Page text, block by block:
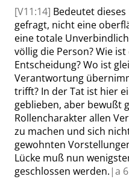
[V11:14] Bedeutet
gefragt, nicht eine
eine totale
völlig die Person? Wie
Entscheidung? Wo ist
Verantwortung
trifft? In der Tat ist hier
geblieben, aber bewußt
Rollencharakter allen
zu machen und sich
gewohnten
Lücke muß nun
geschlossen werden. |a